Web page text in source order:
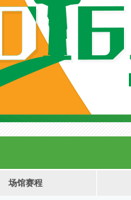
场馆赛程